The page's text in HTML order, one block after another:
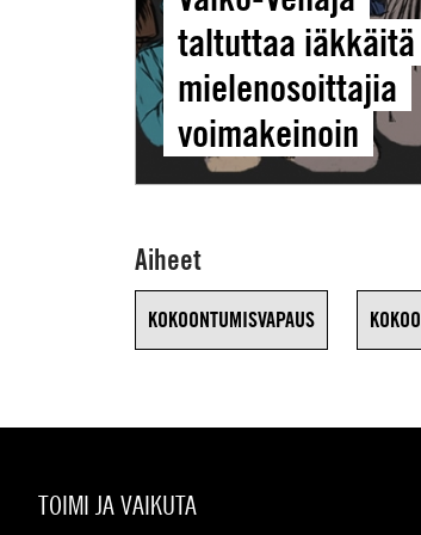
taltuttaa iäkkäitä
mielenosoittajia
voimakeinoin
Aiheet
KOKOONTUMISVAPAUS
TOIMI JA VAIKUTA